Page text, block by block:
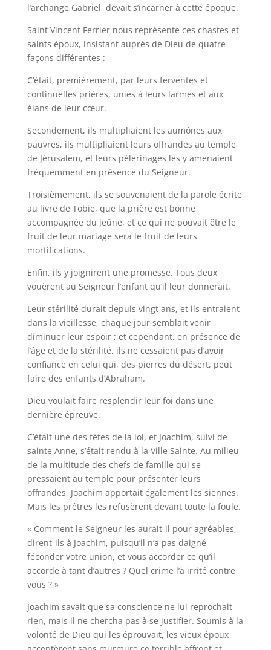
l’archange Gabriel, devait s’incarner à cette époque.
Saint Vincent Ferrier nous représente ces chastes et
saints époux, insistant auprès de Dieu de quatre
façons différentes :
C’était, premièrement, par leurs ferventes et
continuelles prières, unies à leurs larmes et aux
élans de leur cœur.
Secondement, ils multipliaient les aumônes aux
pauvres, ils multipliaient leurs offrandes au temple
de Jérusalem, et leurs pèlerinages les y amenaient
fréquemment en présence du Seigneur.
Troisièmement, ils se souvenaient de la parole écrite
au livre de Tobie, que la prière est bonne
accompagnée du jeûne, et ce qui ne pouvait être le
fruit de leur mariage sera le fruit de leurs
mortifications.
Enfin, ils y joignirent une promesse. Tous deux
vouèrent au Seigneur l’enfant qu’il leur donnerait.
Leur stérilité durait depuis vingt ans, et ils entraient
dans la vieillesse, chaque jour semblait venir
diminuer leur espoir ; et cependant, en présence de
l’âge et de la stérilité, ils ne cessaient pas d’avoir
confiance en celui qui, des pierres du désert, peut
faire des enfants d’Abraham.
Dieu voulait faire resplendir leur foi dans une
dernière épreuve.
C’était une des fêtes de la loi, et Joachim, suivi de
sainte Anne, s’était rendu à la Ville Sainte. Au milieu
de la multitude des chefs de famille qui se
pressaient au temple pour présenter leurs
offrandes, Joachim apportait également les siennes.
Mais les prêtres les refusèrent devant toute la foule.
« Comment le Seigneur les aurait-il pour agréables,
dirent-ils à Joachim, puisqu’il n’a pas daigné
féconder votre union, et vous accorder ce qu’il
accorde à tant d’autres ? Quel crime l’a irrité contre
vous ? »
Joachim savait que sa conscience ne lui reprochait
rien, mais il ne chercha pas à se justifier. Soumis à la
volonté de Dieu qui les éprouvait, les vieux époux